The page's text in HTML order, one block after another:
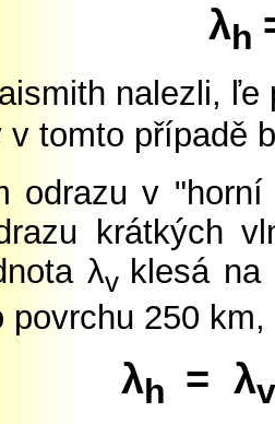
λh
nalezli,
v tomto případě
odrazu v
krátkých
λv klesá
povrchu 250
λh = λ